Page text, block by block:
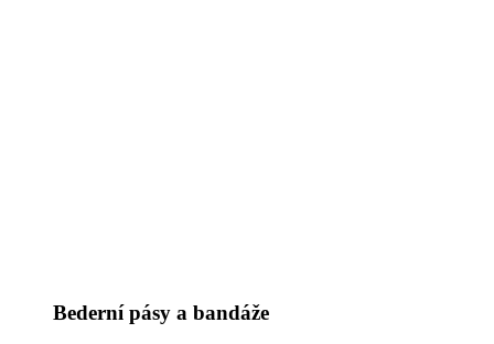
Bederní pásy a bandáže